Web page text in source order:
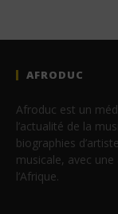
AFRODUC
Afroduc est un
l’actualité de la
biographies
musicale, avec
l’Afrique.